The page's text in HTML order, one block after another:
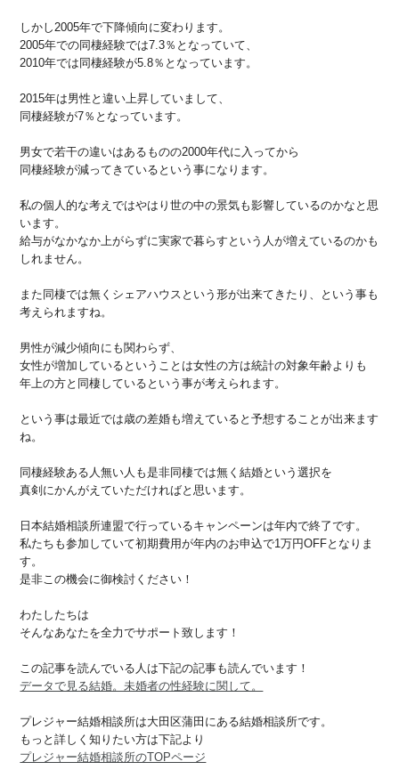
しかし2005年で下降傾向に変わります。
2005年での同棲経験では7.3％となっていて、
2010年では同棲経験が5.8％となっています。
2015年は男性と違い上昇していまして、
同棲経験が7％となっています。
男女で若干の違いはあるものの2000年代に入ってから
同棲経験が減ってきているという事になります。
私の個人的な考えではやはり世の中の景気も影響しているのかなと思
います。
給与がなかなか上がらずに実家で暮らすという人が増えているのかも
しれません。
また同棲では無くシェアハウスという形が出来てきたり、という事も
考えられますね。
男性が減少傾向にも関わらず、
女性が増加しているということは女性の方は統計の対象年齢よりも
年上の方と同棲しているという事が考えられます。
という事は最近では歳の差婚も増えていると予想することが出来ます
ね。
同棲経験ある人無い人も是非同棲では無く結婚という選択を
真剣にかんがえていただければと思います。
日本結婚相談所連盟で行っているキャンペーンは年内で終了です。
私たちも参加していて初期費用が年内のお申込で1万円OFFとなりま
す。
是非この機会に御検討ください！
わたしたちは
そんなあなたを全力でサポート致します！
この記事を読んでいる人は下記の記事も読んでいます！
データで見る結婚。未婚者の性経験に関して。
プレジャー結婚相談所は大田区蒲田にある結婚相談所です。
もっと詳しく知りたい方は下記より
プレジャー結婚相談所のTOPページ